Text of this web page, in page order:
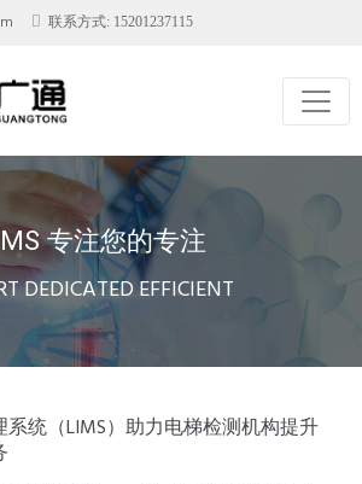
联系方式: 15201237115
专注您的专注
DEDICATED EFFICIENT
系统（LIMS）助力电梯检测机构提升